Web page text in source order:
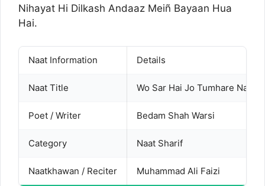
Nihayat Hi Dilkash Andaaz Meiñ Bayaan Hua
Hai.
Naat Information Details
Naat Title Wo Sar Hai Jo Tumhare Naam
Poet / Writer Bedam Shah Warsi
Category Naat Sharif
Naatkhawan / Reciter Muhammad Ali Faizi